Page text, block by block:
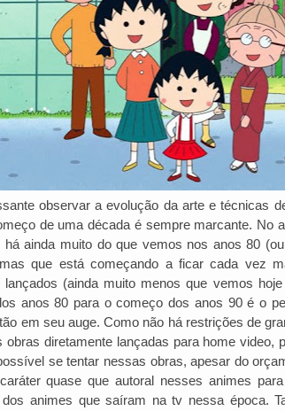
observar a evolução da arte e técnicas
de uma década é sempre marcante. No
há ainda muito do que vemos nos anos 80
que está começando a ficar cada vez
(ainda muito menos que vemos
anos 80 para o começo dos anos 90 é o
em seu auge. Como não há restrições de
obras diretamente lançadas para home video,
se tentar nessas obras, apesar do
quase que autoral nesses animes
animes que saíram na tv nessa época.